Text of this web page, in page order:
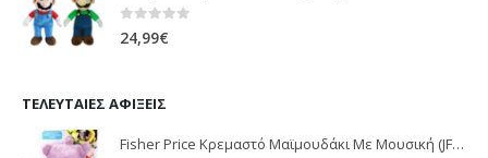
0 out of 5
24,99€
ΤΕΛΕΥΤΑΊΕΣ ΑΦΊΞΕΙΣ
Fisher Price Κρεμαστό Μαϊμουδάκι Με Μουσική (JFF02)